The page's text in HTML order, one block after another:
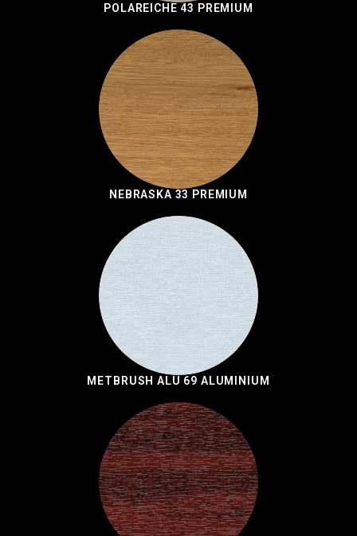
POLAREICHE 43 PREMIUM
NEBRASKA 33 PREMIUM
METBRUSH ALU 69 ALUMINIUM